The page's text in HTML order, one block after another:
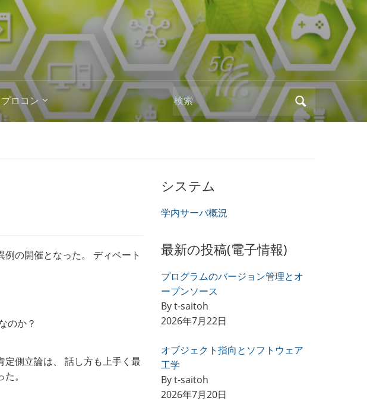
ロコン
Search
for:
の開催となった。 ディベート
のか？
側立論は、 話し方も上手く最
。
システム
学内サーバ概況
最新の投稿(電子情報)
プログラムのバージョン管理とオ
ープンソース
By t-saitoh
2026年7月22日
オブジェクト指向とソフトウェア
工学
By t-saitoh
2026年7月20日